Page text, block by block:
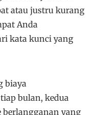
atau justru kurang
Anda
kata kunci yang
biaya
bulan, kedua
berlangganan yang